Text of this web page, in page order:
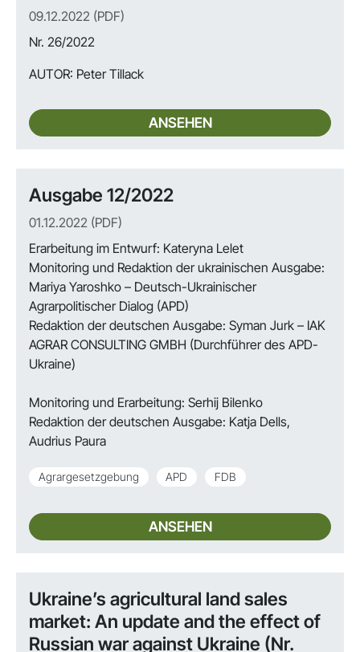
09.12.2022 (PDF)
Nr. 26/2022
AUTOR: Peter Tillack
ANSEHEN
Ausgabe 12/2022
01.12.2022 (PDF)
Erarbeitung im Entwurf: Kateryna Lelet
Monitoring und Redaktion der ukrainischen Ausgabe:
Mariya Yaroshko – Deutsch-Ukrainischer
Agrarpolitischer Dialog (APD)
Redaktion der deutschen Ausgabe: Syman Jurk – IAK
AGRAR CONSULTING GMBH (Durchführer des APD-
Ukraine)
Monitoring und Erarbeitung: Serhij Bilenko
Redaktion der deutschen Ausgabe: Katja Dells,
Audrius Paura
Agrargesetzgebung APD FDB
ANSEHEN
Ukraine’s agricultural land sales
market: An update and the effect of
Russian war against Ukraine (Nr.